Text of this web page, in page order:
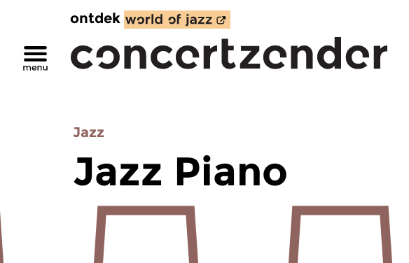
ontdek
Jazz
Jazz Piano